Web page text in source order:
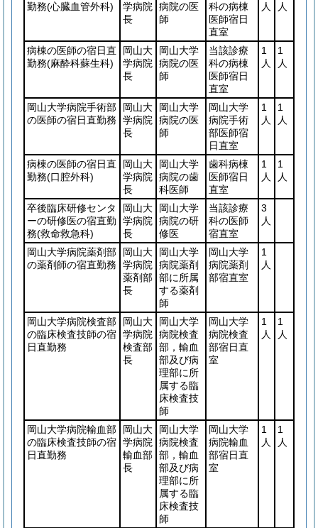
勤務(心臓血管外科)
学病院
長
病院の医
師
科の病棟
医師宿日
直室
人
人
病棟の医師の宿日直
勤務(麻酔科蘇生科)
岡山大
学病院
長
岡山大学
病院の医
師
当該診療
科の病棟
医師宿日
直室
1
人
1
人
岡山大学病院手術部
の医師の宿日直勤務
岡山大
学病院
長
岡山大学
病院の医
師
岡山大学
病院手術
部医師宿
日直室
1
人
1
人
病棟の医師の宿日直
勤務(口腔外科)
岡山大
学病院
長
岡山大学
病院の歯
科医師
歯科病棟
医師宿日
直室
1
人
1
人
卒後臨床研修センタ
ーの研修医の宿直勤
務(救命救急科)
岡山大
学病院
長
岡山大学
病院の研
修医
当該診療
科の医師
宿直室
3
人
岡山大学病院薬剤部
の薬剤師の宿直勤務
岡山大
学病院
薬剤部
長
岡山大学
病院薬剤
部に所属
する薬剤
師
岡山大学
病院薬剤
部宿直室
1
人
岡山大学病院検査部
の臨床検査技師の宿
日直勤務
岡山大
学病院
検査部
長
岡山大学
病院検査
部，輸血
部及び病
理部に所
属する臨
床検査技
師
岡山大学
病院検査
部宿日直
室
1
人
1
人
岡山大学病院輸血部
の臨床検査技師の宿
日直勤務
岡山大
学病院
輸血部
長
岡山大学
病院検査
部，輸血
部及び病
理部に所
属する臨
床検査技
師
岡山大学
病院輸血
部宿日直
室
1
人
1
人